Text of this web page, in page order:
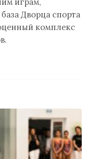
Дворца спорта
комплекс